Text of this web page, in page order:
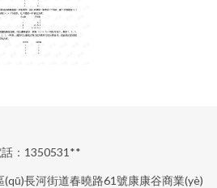
話：1350531**
長河街道春曉路61號康康谷商業(yè)